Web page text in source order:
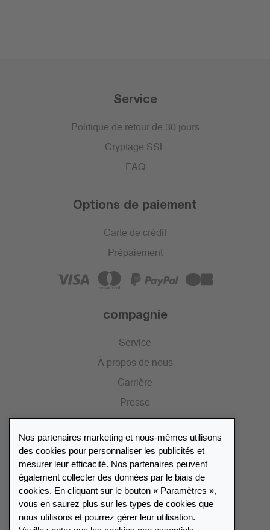
Service
Politique de retour de 30 jours
Cryptage SSL
FAQ
Options de paiement
Carte de crédit
Prépaiement
compagnie
Service
À propos de nous
Carrière
Presse
Portail des revendeurs
Répertoire des revendeurs
Trouver Leuchtturm
Nos partenaires marketing et nous-mêmes utilisons
des cookies pour personnaliser les publicités et
mesurer leur efficacité. Nos partenaires peuvent
également collecter des données par le biais de
cookies. En cliquant sur le bouton « Paramètres »,
vous en saurez plus sur les types de cookies que
nous utilisons et pourrez gérer leur utilisation.